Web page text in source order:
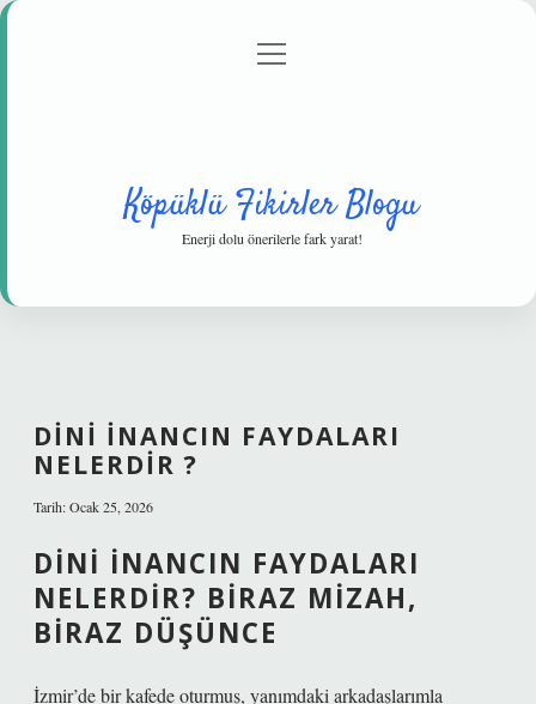
Gizlilik Politikası
menüyü
Köpüklü Fikirler Blogu
Enerji dolu önerilerle fark yarat!
DINI INANCIN FAYDALARI
NELERDIR ?
Tarih: Ocak 25, 2026
DINI İNANCIN FAYDALARI
NELERDIR? BIRAZ MIZAH,
BIRAZ DÜŞÜNCE
İzmir’de bir kafede oturmuş, yanımdaki arkadaşlarımla